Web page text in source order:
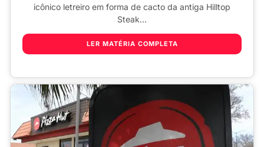
icônico letreiro em forma de cacto da antiga Hilltop
Steak...
LER MATÉRIA COMPLETA